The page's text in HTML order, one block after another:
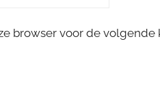
browser voor de